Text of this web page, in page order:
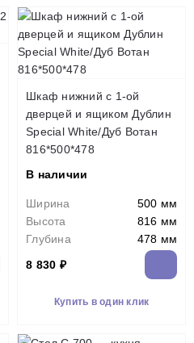
Шкаф нижний с 1-ой
дверцей и ящиком Дублин
Special White/Дуб Вотан
816*500*478
В наличии
Ширина
500 мм
Высота
816 мм
Глубина
478 мм
8 830 ₽
Купить в один клик